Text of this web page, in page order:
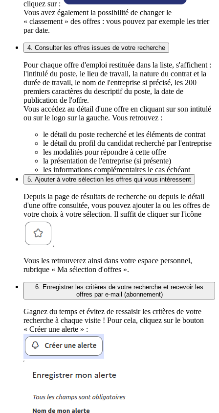
cliquez sur :
Vous avez également la possibilité de changer le
« classement » des offres : vous pouvez par exemple les trier
par date.
4. Consulter les offres issues de votre recherche
Pour chaque offre d'emploi restituée dans la liste, s'affichent :
l'intitulé du poste, le lieu de travail, la nature du contrat et la
durée de travail, le nom de l'entreprise si précisé, les 200
premiers caractères du descriptif du poste, la date de
publication de l'offre.
Vous accédez au détail d'une offre en cliquant sur son intitulé
ou sur le logo sur la gauche. Vous retrouvez :
le détail du poste recherché et les éléments de contrat
le détail du profil du candidat recherché par l'entreprise
les modalités pour répondre à cette offre
la présentation de l'entreprise (si présente)
les informations complémentaires le cas échéant
5. Ajouter à votre sélection les offres qui vous intéressent
Depuis la page de résultats de recherche ou depuis le détail
d'une offre consultée, vous pouvez ajouter la ou les offres de
votre choix à votre sélection. Il suffit de cliquer sur l'icône
.
Vous les retrouverez ainsi dans votre espace personnel,
rubrique « Ma sélection d'offres ».
6. Enregistrer les critères de votre recherche et recevoir les
offres par e-mail (abonnement)
Gagnez du temps et évitez de ressaisir les critères de votre
recherche à chaque visite ! Pour cela, cliquez sur le bouton
« Créer une alerte » :